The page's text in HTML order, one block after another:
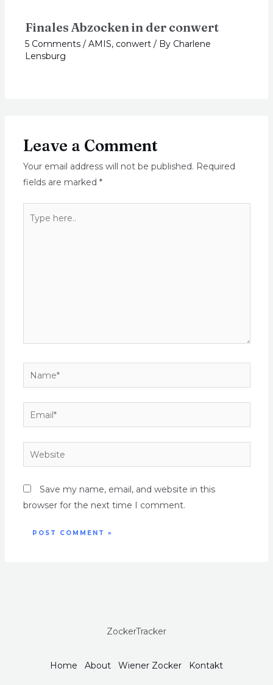
Finales Abzocken in der conwert
5 Comments /AMIS, conwert / By Charlene
Lensburg
Leave a Comment
Your email address will not be published. Required
fields are marked *
Save my name, email, and website in this
browser for the next time I comment.
ZockerTracker
Home About Wiener Zocker Kontakt